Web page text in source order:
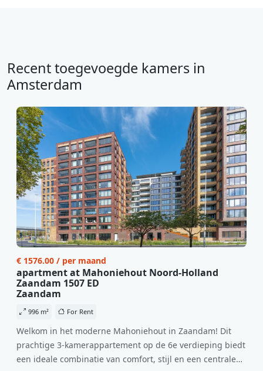
Recent toegevoegde kamers in
Amsterdam
€ 1576.00 / per maand
apartment at Mahoniehout Noord-Holland
Zaandam 1507 ED
Zaandam
996 m² For Rent
Welkom in het moderne Mahoniehout in Zaandam! Dit
prachtige 3-kamerappartement op de 6e verdieping biedt
een ideale combinatie van comfort, stijl en een centrale